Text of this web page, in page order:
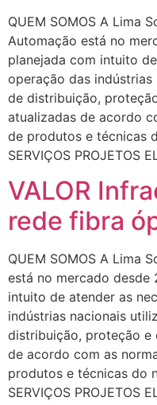
QUEM SOMOS A Lima
Automação está no
planejada com intuito
operação das
de distribuição,
atualizadas de acordo
de produtos e técnicas
SERVIÇOS PROJETOS
VALOR
rede fibra
QUEM SOMOS A Lima
está no mercado desde
intuito de atender as
indústrias nacionais
distribuição, proteção e
de acordo com as
produtos e técnicas do
SERVIÇOS PROJETOS